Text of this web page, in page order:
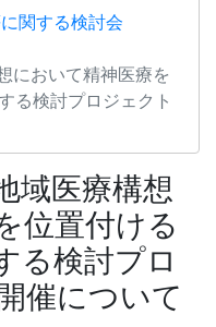
関する検討会
おいて精神医療を
る検討プロジェクト
域医療構想
位置付ける
る検討プロ
催について